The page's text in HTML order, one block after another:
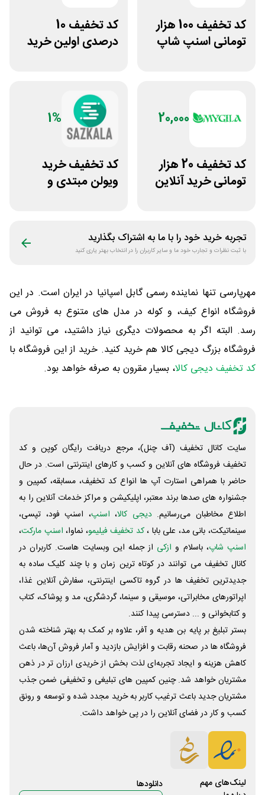
کد تخفیف 100 هزار
تومانی اسنپ شاپ
کد تخفیف 10
درصدی اولین خرید
20,000
کد تخفیف 20 هزار
تومانی خرید آنلاین
1%
کد تخفیف خرید
ویولن مبتدی و
تجربه خرید خود را با ما به اشتراک بگذارید
با ثبت نظرات و تجارب خود ما و سایر کاربران را در انتخاب بهتر یاری کنید
مهرپارسی تنها نماینده رسمی گابل اسپانیا در ایران است. در این
فروشگاه انواع کیف، و کوله در مدل های متنوع به فروش می
رسد. البته اگر به محصولات دیگری نیاز داشتید، می توانید از
فروشگاه بزرگ دیجی کالا هم خرید کنید. خرید از این فروشگاه با
کد تخفیف دیجی کالا، بسیار مقرون به صرفه خواهد بود.
سایت کانال تخفیف (آف چنل)، مرجع دریافت رایگان کوپن و کد
تخفیف فروشگاه های آنلاین و کسب و‌ کارهای اینترنتی است. در حال
حاضر با همراهی استارت آپ ها انواع کد تخفیف، مسابقه، کمپین و
جشنواره های صدها برند معتبر، اپلیکیشن و مراکز خدمات آنلاین را به
اطلاع مخاطبان می‌رسانیم. دیجی کالا، اسنپ، اسنپ فود، تپسی،
سینماتیکت، بانی مد، علی‌ بابا ،کد تخفیف فیلیمو، نماوا، اسنپ مارکت،
اسنپ شاپ، باسلام و ازکی از جمله این وبسایت ‌هاست. کاربران در
کانال تخفیف می توانند در کوتاه ترین زمان و با چند کلیک ساده به
جدیدترین تخفیف ها در گروه تاکسی اینترنتی، سفارش آنلاین غذا،
اپراتورهای مخابراتی، موسیقی و سینما، گردشگری، مد و پوشاک، کتاب
و کتابخوانی و ... دسترسی پیدا کنند.
بستر تبلیغ بر پایه بن هدیه و آفر، علاوه بر کمک به بهتر شناخته شدن
فروشگاه ها در صحنه رقابت و افزایش بازدید و آمار فروش آن‌ها، باعث
کاهش هزینه و ایجاد تجربه‌ای لذت بخش از خریدی ارزان تر در ذهن
مشتریان خواهد شد. چنین کمپین های تبلیغی و تخفیفی ضمن جذب
مشتریان جدید باعث ترغیب کاربر به خرید مجدد شده و توسعه و رونق
کسب و کار در فضای آنلاین را در پی خواهد داشت.
لینک‌های مهم دانلود‌ها